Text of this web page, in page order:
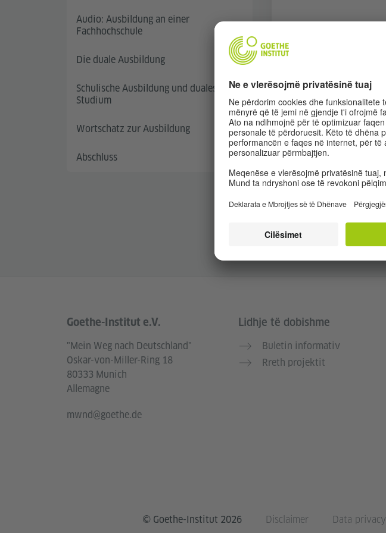
Audio: Ausbildung an einer
Fachhochschule
Die duale Ausbildung
Schulische Ausbildung und duales
Studium
Wortschatz zur Ausbildung
Abschluss
Service- und Informationsbereich
Goethe-Institut e.V.
"Mein Weg nach Deutschland"
Oskar-von-Miller-Ring 18
80333 Munich
Allemagne
mwnd@goethe.de
Lidhje të dobishme
Buletin informativ
Rreth projektit
© Goethe-Institut 2026 Disclaimer Data privacy